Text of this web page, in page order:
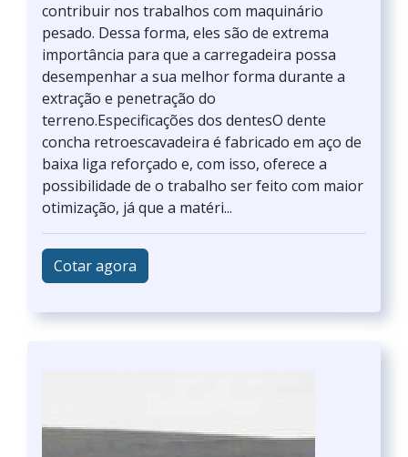
contribuir nos trabalhos com maquinário
pesado. Dessa forma, eles são de extrema
importância para que a carregadeira possa
desempenhar a sua melhor forma durante a
extração e penetração do
terreno.Especificações dos dentesO dente
concha retroescavadeira é fabricado em aço de
baixa liga reforçado e, com isso, oferece a
possibilidade de o trabalho ser feito com maior
otimização, já que a matéri...
Cotar agora